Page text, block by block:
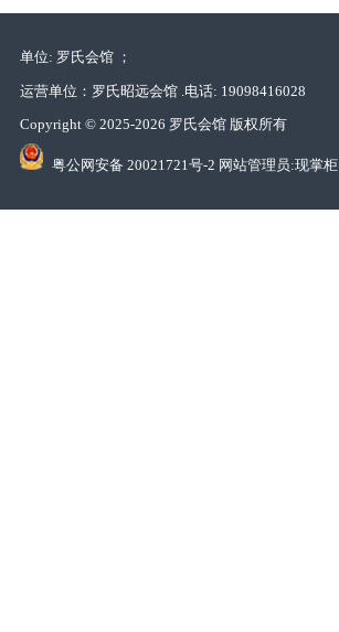
单位: 罗氏会馆 ；
运营单位：罗氏昭远会馆 . 电话: 19098416028
Copyright © 2025-2026 罗氏会馆 版权所有
粤公网安备 20021721号-2 网站管理员:现掌柜